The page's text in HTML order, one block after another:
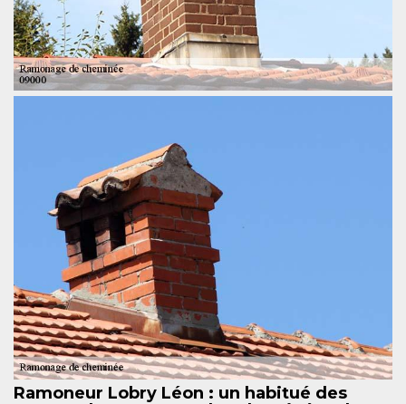
Ramoneur Lobry Léon : un habitué des